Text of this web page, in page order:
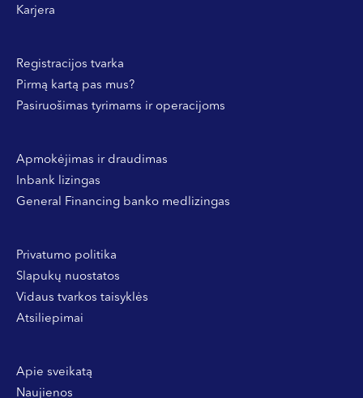
Karjera
Registracijos tvarka
Pirmą kartą pas mus?
Pasiruošimas tyrimams ir operacijoms
Apmokėjimas ir draudimas
Inbank lizingas
General Financing banko medlizingas
Privatumo politika
Slapukų nuostatos
Vidaus tvarkos taisyklės
Atsiliepimai
Apie sveikatą
Naujienos